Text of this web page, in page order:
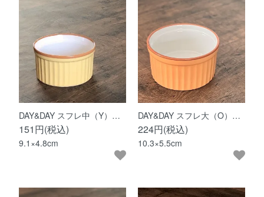
DAY&DAY スフレ中（Y）…
151円(税込)
9.1×4.8cm
DAY&DAY スフレ大（O）…
224円(税込)
10.3×5.5cm